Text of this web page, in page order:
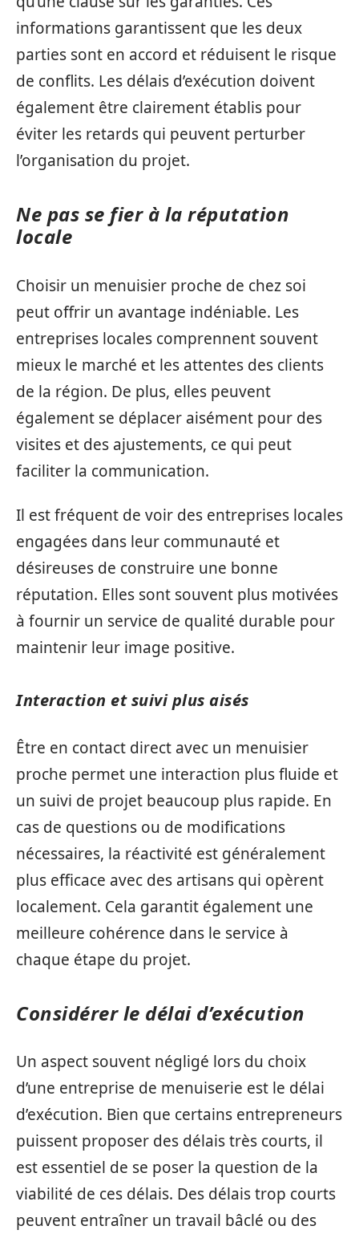
informations garantissent que les deux
parties sont en accord et réduisent le risque
de conflits. Les délais d’exécution doivent
également être clairement établis pour
éviter les retards qui peuvent perturber
l’organisation du projet.
Ne pas se fier à la réputation
locale
Choisir un menuisier proche de chez soi
peut offrir un avantage indéniable. Les
entreprises locales comprennent souvent
mieux le marché et les attentes des clients
de la région. De plus, elles peuvent
également se déplacer aisément pour des
visites et des ajustements, ce qui peut
faciliter la communication.
Il est fréquent de voir des entreprises locales
engagées dans leur communauté et
désireuses de construire une bonne
réputation. Elles sont souvent plus motivées
à fournir un service de qualité durable pour
maintenir leur image positive.
Interaction et suivi plus aisés
Être en contact direct avec un menuisier
proche permet une interaction plus fluide et
un suivi de projet beaucoup plus rapide. En
cas de questions ou de modifications
nécessaires, la réactivité est généralement
plus efficace avec des artisans qui opèrent
localement. Cela garantit également une
meilleure cohérence dans le service à
chaque étape du projet.
Considérer le délai d’exécution
Un aspect souvent négligé lors du choix
d’une entreprise de menuiserie est le délai
d’exécution. Bien que certains entrepreneurs
puissent proposer des délais très courts, il
est essentiel de se poser la question de la
viabilité de ces délais. Des délais trop courts
peuvent entraîner un travail bâclé ou des